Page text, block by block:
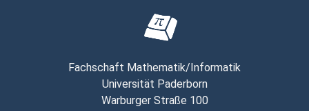
Fachschaft Mathematik/Informatik
Universität Paderborn
Warburger Straße 100